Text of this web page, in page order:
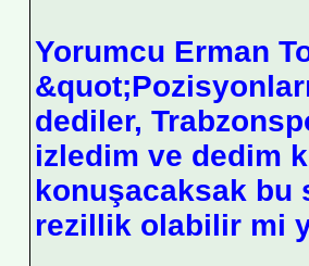
Yorumcu Erman
dediler,
izledim ve dedim
konuşacaksak bu
rezillik olabilir mi